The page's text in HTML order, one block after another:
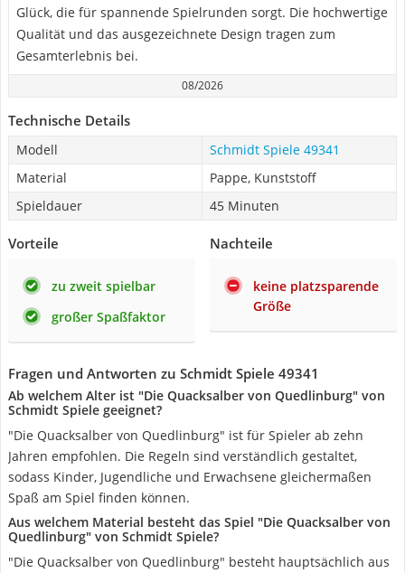
Glück, die für spannende Spielrunden sorgt. Die hochwertige
Qualität und das ausgezeichnete Design tragen zum
Gesamterlebnis bei.
08/2026
Technische Details
Modell
Schmidt Spiele 49341
Material
Pappe, Kunststoff
Spieldauer
45 Minuten
Vorteile
zu zweit spielbar
großer Spaßfaktor
Nachteile
keine platzsparende
Größe
Fragen und Antworten zu Schmidt Spiele 49341
Ab welchem Alter ist "Die Quacksalber von Quedlinburg" von
Schmidt Spiele geeignet?
"Die Quacksalber von Quedlinburg" ist für Spieler ab zehn
Jahren empfohlen. Die Regeln sind verständlich gestaltet,
sodass Kinder, Jugendliche und Erwachsene gleichermaßen
Spaß am Spiel finden können.
Aus welchem Material besteht das Spiel "Die Quacksalber von
Quedlinburg" von Schmidt Spiele?
"Die Quacksalber von Quedlinburg" besteht hauptsächlich aus